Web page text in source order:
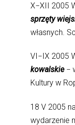
X−XII 2005
sprzęty
własnych.
VI−IX 2005
kowalskie−
Kultury w
18 V 2005
wydarzenie